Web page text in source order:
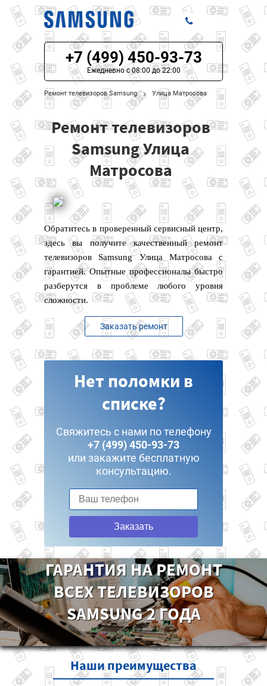
ЦЕНЫ НА РЕМОНТ
О СЕРВИСЕ
МОДЕЛИ SAMSUNG
НАШИ КОНТАКТЫ
+7 (499) 450-93-73
Ежедневно с 08:00 до 22:00
Ремонт телевизоров Samsung Улица Матросова
Ремонт телевизоров
Samsung Улица
Матросова
Обратитесь в проверенный сервисный центр,
здесь вы получите качественный ремонт
телевизоров Samsung Улица Матросова с
гарантией. Опытные профессионалы быстро
разберутся в проблеме любого уровня
сложности.
Заказать ремонт
Нет поломки в
списке?
Свяжитесь с нами по телефону
+7 (499) 450-93-73
или закажите бесплатную
консультацию.
Заказать
ГАРАНТИЯ НА РЕМОНТ
ВСЕХ ТЕЛЕВИЗОРОВ
SAMSUNG 2 ГОДА
Нашипреимущества